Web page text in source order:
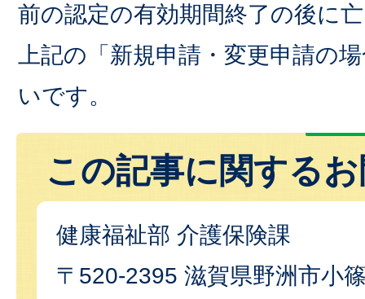
前の認定の有効期間終了の後に
上記の「新規申請・変更申請の
いです。
この記事に関する
健康福祉部 介護保険課
〒520-2395 滋賀県野洲市小